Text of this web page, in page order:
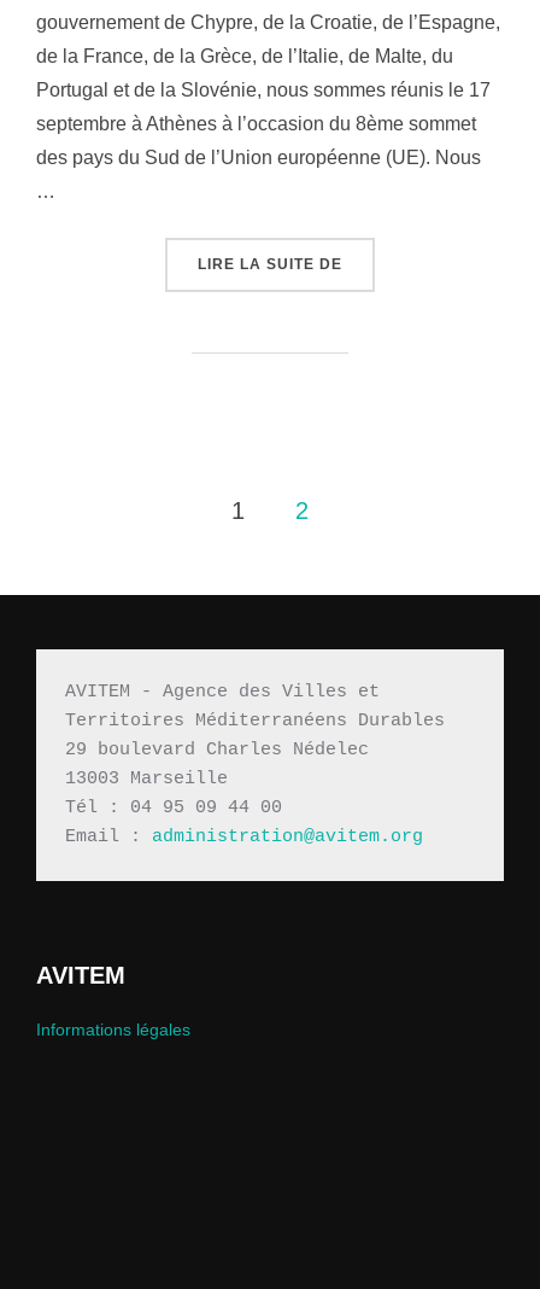
gouvernement de Chypre, de la Croatie, de l’Espagne,
de la France, de la Grèce, de l’Italie, de Malte, du
Portugal et de la Slovénie, nous sommes réunis le 17
septembre à Athènes à l’occasion du 8ème sommet
des pays du Sud de l’Union européenne (UE). Nous
…
LIRE LA SUITE DE
1 2
AVITEM - Agence des Villes et
Territoires Méditerranéens Durables
29 boulevard Charles Nédelec
13003 Marseille
Tél : 04 95 09 44 00
Email : administration@avitem.org
AVITEM
Informations légales